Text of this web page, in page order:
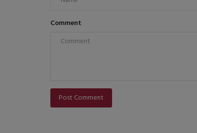
Comment
Post Comment